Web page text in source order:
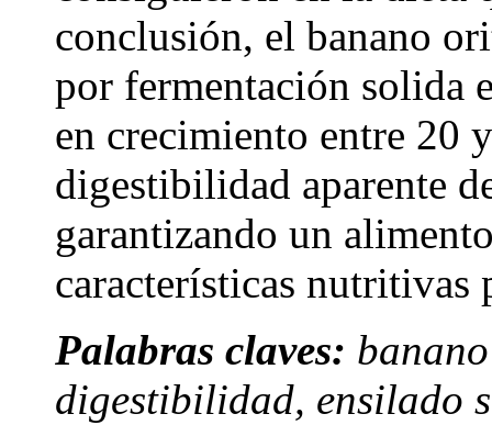
conclusión, el banano
por fermentación solida
en crecimiento entre 20
digestibilidad aparente
garantizando un
características nutritivas
Palabras claves:
digestibilidad, ensilado